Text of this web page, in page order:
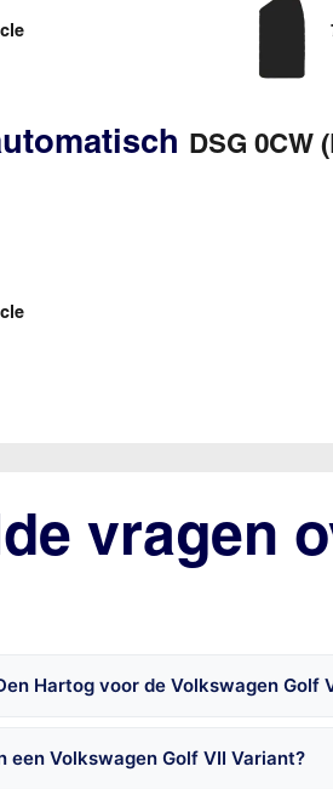
DSG 0CW
vragen
Hartog voor de Volkswagen Golf
een Volkswagen Golf VII Variant?